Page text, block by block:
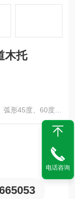
木托
形45度、60度、
块系列产品主要原
。产品表面做了防
震,隔热,保温等特
电话咨询